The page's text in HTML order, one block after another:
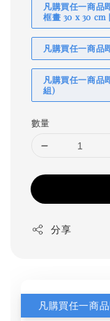
凡購買任一商品
框畫 30 x 30 cm
凡購買任一商品
凡購買任一商品
組)
數量
分享